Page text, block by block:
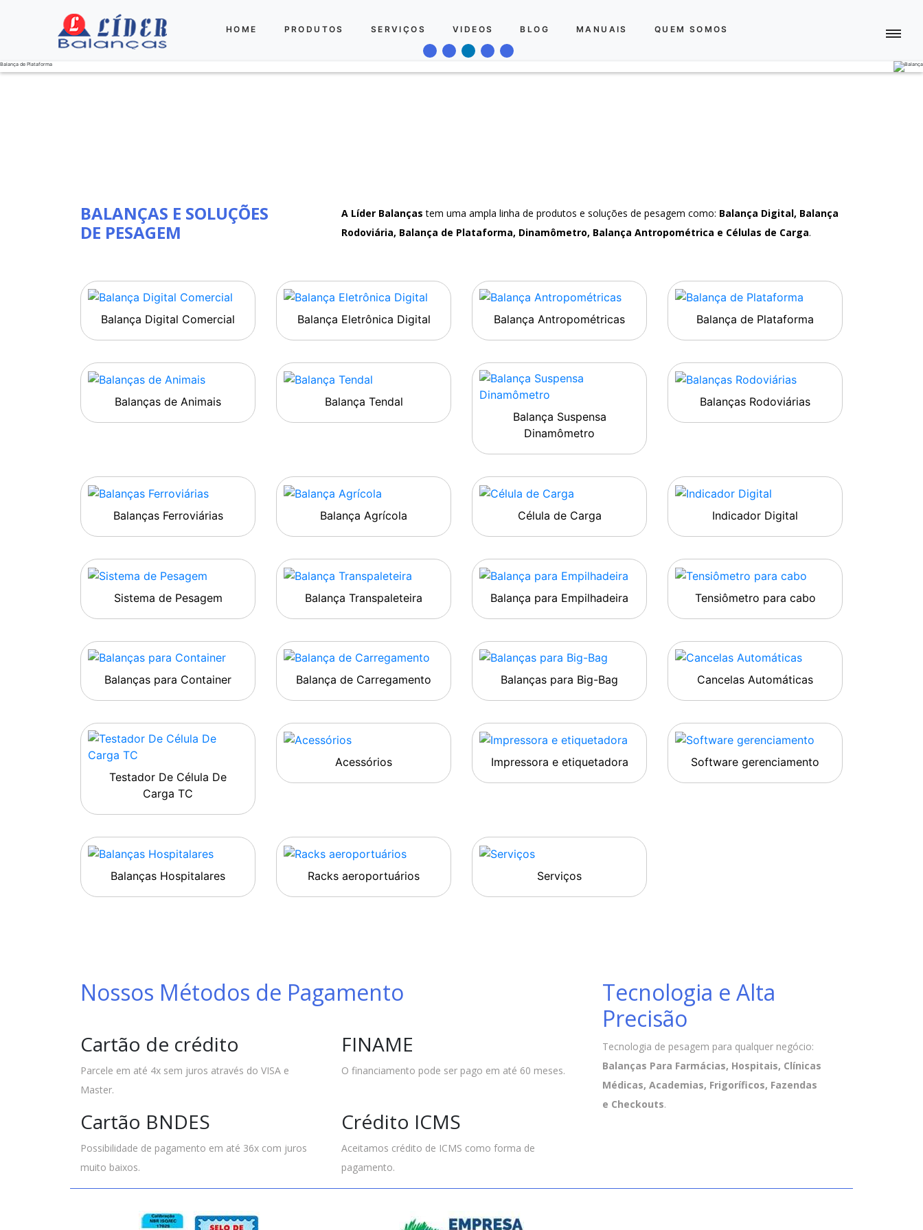
HOME PRODUTOS SERVIÇOS VIDEOS BLOG MANUAIS QUEM SOMOS
Balança Eletrônica Digital de Precisão
BALANÇAS E SOLUÇÕES
DE PESAGEM
A Líder Balanças tem uma ampla linha de produtos e soluções de pesagem como: Balança Digital, Balança
Rodoviária, Balança de Plataforma, Dinamômetro, Balança Antropométrica e Células de Carga.
Balança Digital Comercial Balança Eletrônica Digital Balança Antropométricas Balança de Plataforma
Balanças de Animais
Balança Tendal
Balança Suspensa
Dinamômetro
Balanças Rodoviárias
Balanças Ferroviárias Balança Agrícola Célula de Carga Indicador Digital
Sistema de Pesagem Balança Transpaleteira Balança para Empilhadeira Tensiômetro para cabo
Balanças para Container Balança de Carregamento Balanças para Big-Bag Cancelas Automáticas
Testador De Célula De
Carga TC
Acessórios Impressora e etiquetadora Software gerenciamento
Balanças Hospitalares Racks aeroportuários Serviços
Nossos Métodos de Pagamento
Cartão de crédito
Parcele em até 4x sem juros através do VISA e
Master.
FINAME
O financiamento pode ser pago em até 60 meses.
Cartão BNDES
Possibilidade de pagamento em até 36x com juros
muito baixos.
Crédito ICMS
Aceitamos crédito de ICMS como forma de
pagamento.
Tecnologia e Alta
Precisão
Tecnologia de pesagem para qualquer negócio:
Balanças Para Farmácias, Hospitais, Clínicas
Médicas, Academias, Frigoríficos, Fazendas
e Checkouts.